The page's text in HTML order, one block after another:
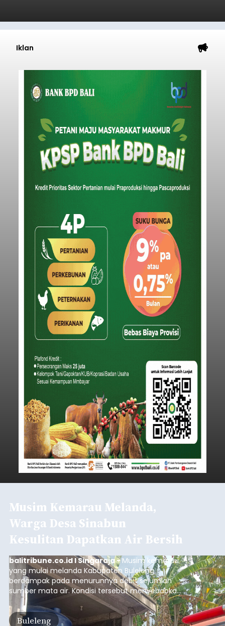
Iklan
Musim Kemarau Melanda,
Warga Desa Sinabun
Kesulitan Dapatkan Air Bersih
balitribune.co.id I Singaraja -Musim kemarau
yang mulai melanda Kabupaten Buleleng
berdampak pada menurunnya debit sejumlah
sumber mata air. Kondisi tersebut menyebabkan
warga di beberapa desa mulai mengalami
kesulitan mendapatkan air bersih, terutama
untuk memenuhi kebutuhan mandi, cuci, dan
Buleleng